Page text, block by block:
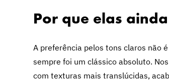
Por que elas
A preferência pelos tons claros não
sempre foi um clássico absoluto.
com texturas mais translúcidas,